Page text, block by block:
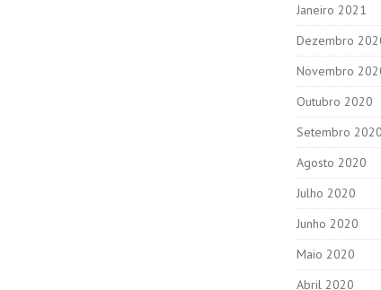
Janeiro 2021
Dezembro
Novembro
Outubro 2020
Setembro 2020
Agosto 2020
Julho 2020
Junho 2020
Maio 2020
Abril 2020